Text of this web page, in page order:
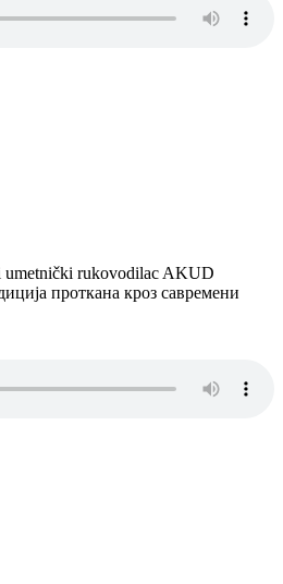
umetnički rukovodilac AKUD
проткана кроз савремени